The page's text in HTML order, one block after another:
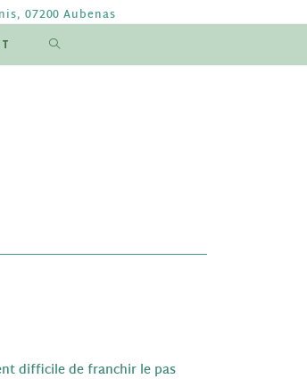
07200 Aubenas
difficile de franchir le pas